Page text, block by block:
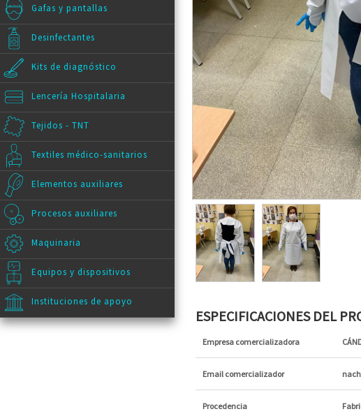
Gafas y pantallas
Desinfectantes
Kits de diagnóstico
Lencería Hospitalaria
Tejidos - TNT
Textiles médico-sanitarios
Elementos auxiliares
Procesos auxiliares
Maquinaria
Equipos y dispositivos
Instituciones de apoyo
ESPECIFICACIONES DEL
Empresa comercializadora
Email comercializador
Procedencia